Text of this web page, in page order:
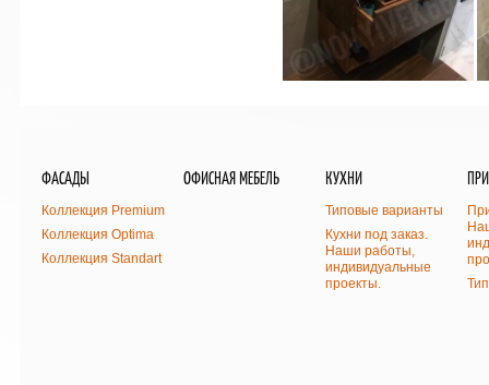
ФАСАДЫ
Коллекция Premium
Коллекция Optima
Коллекция Standart
ОФИСНАЯ МЕБЕЛЬ КУХНИ
Типовые варианты
Кухни под заказ.
Наши работы,
индивидуальные
проекты.